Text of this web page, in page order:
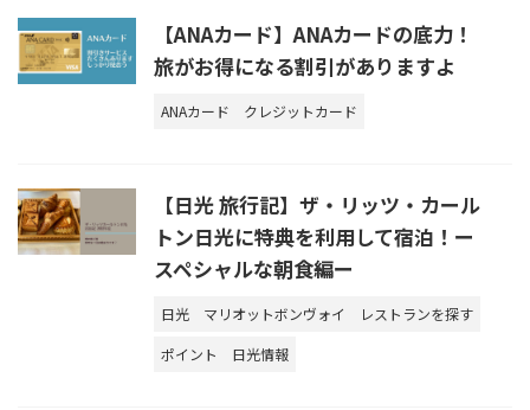
【ANAカード】ANAカードの底力！
旅がお得になる割引がありますよ
ANAカード クレジットカード
【日光 旅行記】ザ・リッツ・カール
トン日光に特典を利用して宿泊！ー
スペシャルな朝食編ー
日光 マリオットボンヴォイ
レストランを探す
ポイント
日光情報